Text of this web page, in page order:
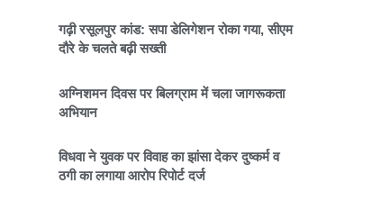
गढ़ी रसूलपुर कांड: सपा डेलिगेशन रोका गया, सीएम
दौरे के चलते बढ़ी सख्ती
अग्निशमन दिवस पर बिलग्राम में चला जागरूकता
अभियान
विधवा ने युवक पर विवाह का झांसा देकर दुष्कर्म व
ठगी का लगाया आरोप रिपोर्ट दर्ज